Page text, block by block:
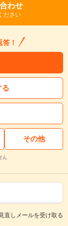
わせ
ださい
！
る
その他
直しメールを受け取る